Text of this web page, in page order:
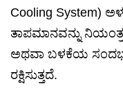
Cooling System)
ತಾಪಮಾನವನ್ನು
ಅಥವಾ ಬಳಕೆಯ
ರಕ್ಷಿಸುತ್ತದೆ.